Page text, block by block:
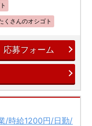
くさんのオシゴト
応募フォーム
/時給1200円/日勤/